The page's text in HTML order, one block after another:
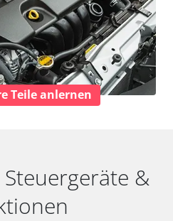
Teile anlernen
&